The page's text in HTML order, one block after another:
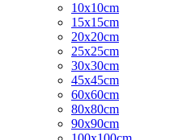
10x10cm
15x15cm
20x20cm
25x25cm
30x30cm
45x45cm
60x60cm
80x80cm
90x90cm